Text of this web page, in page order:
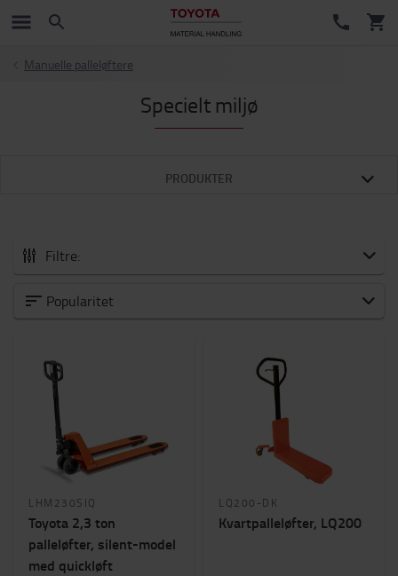
Manuelle palleløftere
Specielt miljø
PRODUKTER
Filtre:
Kategori
Løftehøjde (mm)
1300mm
Popularitet
LHM230SIQ
Toyota 2,3 ton
palleløfter, silent-model
med quickløft
LQ200-DK
Kvartpalleløfter, LQ200